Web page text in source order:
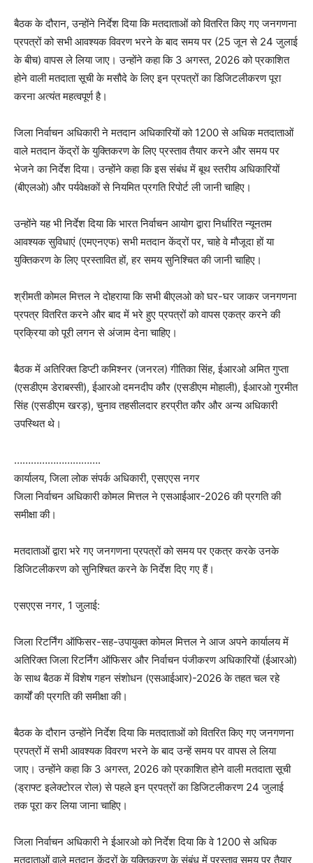
बैठक के दौरान, उन्होंने निर्देश दिया कि मतदाताओं को वितरित किए गए जनगणना
प्रपत्रों को सभी आवश्यक विवरण भरने के बाद समय पर (25 जून से 24 जुलाई
के बीच) वापस ले लिया जाए। उन्होंने कहा कि 3 अगस्त, 2026 को प्रकाशित
होने वाली मतदाता सूची के मसौदे के लिए इन प्रपत्रों का डिजिटलीकरण पूरा
करना अत्यंत महत्वपूर्ण है।
जिला निर्वाचन अधिकारी ने मतदान अधिकारियों को 1200 से अधिक मतदाताओं
वाले मतदान केंद्रों के युक्तिकरण के लिए प्रस्ताव तैयार करने और समय पर
भेजने का निर्देश दिया। उन्होंने कहा कि इस संबंध में बूथ स्तरीय अधिकारियों
(बीएलओ) और पर्यवेक्षकों से नियमित प्रगति रिपोर्ट ली जानी चाहिए।
उन्होंने यह भी निर्देश दिया कि भारत निर्वाचन आयोग द्वारा निर्धारित न्यूनतम
आवश्यक सुविधाएं (एमएनएफ) सभी मतदान केंद्रों पर, चाहे वे मौजूदा हों या
युक्तिकरण के लिए प्रस्तावित हों, हर समय सुनिश्चित की जानी चाहिए।
श्रीमती कोमल मित्तल ने दोहराया कि सभी बीएलओ को घर-घर जाकर जनगणना
प्रपत्र वितरित करने और बाद में भरे हुए प्रपत्रों को वापस एकत्र करने की
प्रक्रिया को पूरी लगन से अंजाम देना चाहिए।
बैठक में अतिरिक्त डिप्टी कमिश्नर (जनरल) गीतिका सिंह, ईआरओ अमित गुप्ता
(एसडीएम डेराबस्सी), ईआरओ दमनदीप कौर (एसडीएम मोहाली), ईआरओ गुरमीत
सिंह (एसडीएम खरड़), चुनाव तहसीलदार हरप्रीत कौर और अन्य अधिकारी
उपस्थित थे।
………………………….
कार्यालय, जिला लोक संपर्क अधिकारी, एसएएस नगर
जिला निर्वाचन अधिकारी कोमल मित्तल ने एसआईआर-2026 की प्रगति की
समीक्षा की।
मतदाताओं द्वारा भरे गए जनगणना प्रपत्रों को समय पर एकत्र करके उनके
डिजिटलीकरण को सुनिश्चित करने के निर्देश दिए गए हैं।
एसएएस नगर, 1 जुलाई:
जिला रिटर्निंग ऑफिसर-सह-उपायुक्त कोमल मित्तल ने आज अपने कार्यालय में
अतिरिक्त जिला रिटर्निंग ऑफिसर और निर्वाचन पंजीकरण अधिकारियों (ईआरओ)
के साथ बैठक में विशेष गहन संशोधन (एसआईआर)-2026 के तहत चल रहे
कार्यों की प्रगति की समीक्षा की।
बैठक के दौरान उन्होंने निर्देश दिया कि मतदाताओं को वितरित किए गए जनगणना
प्रपत्रों में सभी आवश्यक विवरण भरने के बाद उन्हें समय पर वापस ले लिया
जाए। उन्होंने कहा कि 3 अगस्त, 2026 को प्रकाशित होने वाली मतदाता सूची
(ड्राफ्ट इलेक्टोरल रोल) से पहले इन प्रपत्रों का डिजिटलीकरण 24 जुलाई
तक पूरा कर लिया जाना चाहिए।
जिला निर्वाचन अधिकारी ने ईआरओ को निर्देश दिया कि वे 1200 से अधिक
मतदाताओं वाले मतदान केंद्रों के युक्तिकरण के संबंध में प्रस्ताव समय पर तैयार